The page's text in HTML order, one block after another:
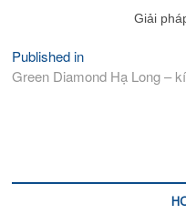
Giải
Điều
hướng
Published in
Green Diamond Hạ Long –